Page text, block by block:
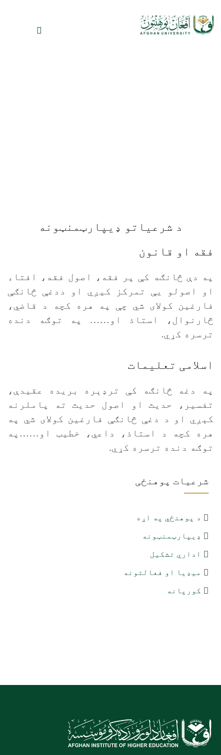
د شرعیاتو ډیپارټمنټونه
فقه او قانون
په دې څانګه کې پر فقه، اصول فقه، افتاء
او اصولو يې تمرکز کيږي او ددغې څانګې
فارغين کولای شي چې په هره کچه د قاضي،
څارنوال، استاذ او…… په توګه دنده
ترسره کړي.
اسلامی تعلیمات
په دغه څانګه کې ترډېره بريده عقيدې،
تفسير، حديث او اصول حديث ته پاملرنه
کېږي او د دغې څانګې فارغين کولای شي په
هره کچه د استاذ، داعي، خطيب او……په
توګه دنده ترسره کړي.
شرعیات پوهنځی
د پوهنځي په اړه
ډیپارټمنټونه
اداري تشکیل
میډیا او فعالتونه
کورپانه